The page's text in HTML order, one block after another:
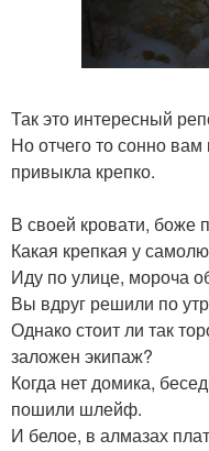
Так это интересный
Но отчего то сонно
привыкла крепко.
В своей кровати, боже
Какая крепкая у
Иду по улице, мороча
Вы вдруг решили по
Однако стоит ли так
заложен экипаж?
Когда нет домика,
пошили шлейф.
И белое, в алмазах